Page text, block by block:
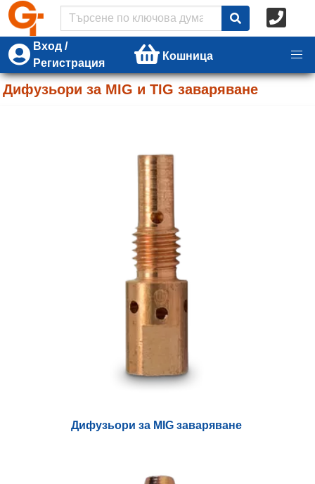
Вход /
Регистрация
Кошница
Дифузьори за MIG и TIG заваряване
Дифузьори за MIG заваряване